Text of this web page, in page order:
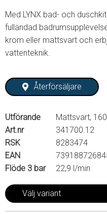
Med LYNX bad- och
fulländad
krom eller mattsvart och
vattenteknik.
Återförsäljare
Utförande
Mattsvart,
Art.nr
341700.12
RSK
8283474
EAN
Flöde 3 bar
22,9 l/min
Välj variant